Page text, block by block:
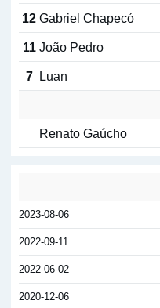
12 Gabriel Chapecó
11 João Pedro
7 Luan
Renato Gaúcho
2023-08-06
2022-09-11
2022-06-02
2020-12-06